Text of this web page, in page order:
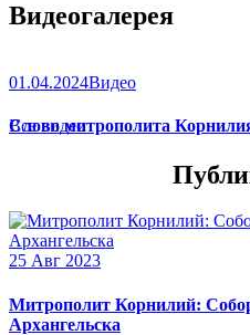
Видеогалерея
01.04.2024Видео
Слово митрополита
Все видео
25 Авг 2023
Митрополит Корнилий:
Архангельска